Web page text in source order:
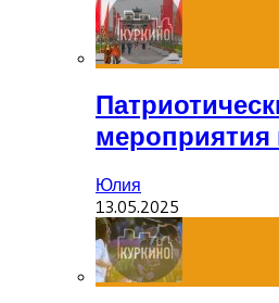
мероприятия
Юлия
13.05.2025